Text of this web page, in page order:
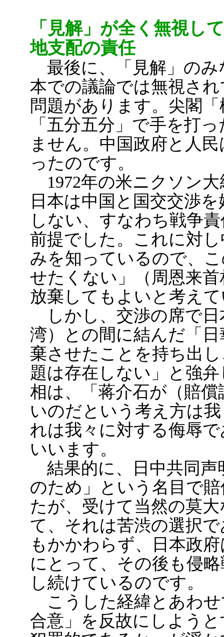
「見解」が全く無視
地支配の責任
最後に、「見解」のみ
本での議論では無視さ
問題があります。尖閣
「五分五分」で手を打
ません。中国政府と人
ったのです。
1972年の米ニクソン
日本は中国と国交交渉
しない、すなわち戦争
前提でした。これに対
みを知っているので、
せたくない」（周恩来
放棄してもよいと考え
しかし、交渉の席で日
湾）との間に結んだ「
棄させたことを持ち出
題は存在しない」と強
相は、「蒋介石が（賠
いのだという考え方は
れは我々に対する侮辱
いいます。
結果的に、日中共同声
のため」という名目で
たが、受けて当然の莫
て、それは苦渋の選択
もかかわらず、日本政
にとって、その後も侵
し続けているのです。
こうした経緯とあわせ
合意」を反故にしよう